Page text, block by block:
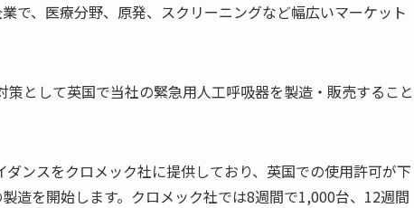
で、医療分野、原発、スクリーニングなど幅広いマーケット
として英国で当社の緊急用人工呼吸器を製造・販売すること
ンスをクロメック社に提供しており、英国での使用許可が下
造を開始します。クロメック社では8週間で1,000台、12週間